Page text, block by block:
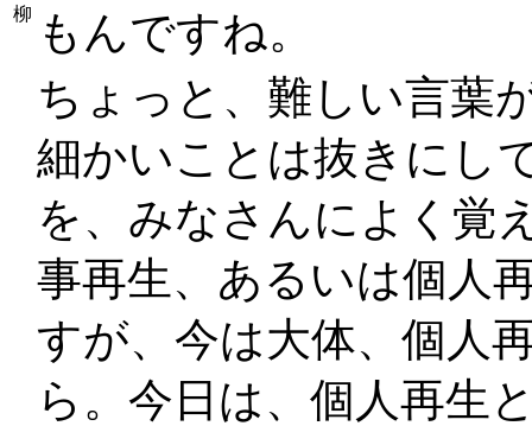
柳
もんですね。
ちょっと、難しい言葉
細かいことは抜きにし
を、みなさんによく覚
事再生、あるいは個人
すが、今は大体、個人
ら。今日は、個人再生